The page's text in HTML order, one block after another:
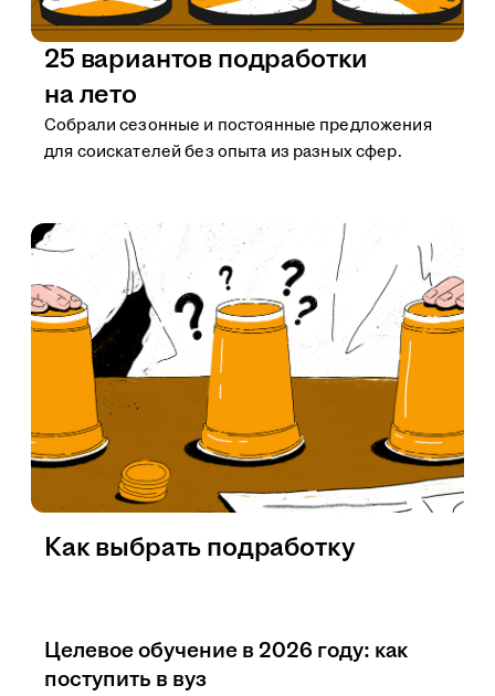
25 вариантов подработки
на лето
Собрали сезонные и постоянные предложения
для соискателей без опыта из разных сфер.
Как выбрать подработку
Целевое обучение в 2026 году: как
поступить в вуз